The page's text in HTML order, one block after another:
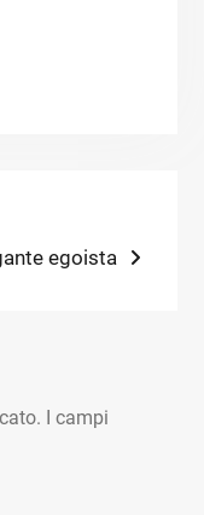
egoista
I campi